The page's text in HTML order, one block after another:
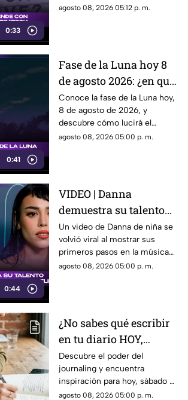
0:33
una estrategia tan inusual
Descubre todos los detalles.
agosto 08, 2026 05:12 p. m.
0:41
Fase de la Luna hoy 8
de agosto 2026: ¿en qué
etapa lunar estará esta
noche?
Conoce la fase de la Luna hoy,
8 de agosto de 2026, y
descubre cómo lucirá el
satélite natural durante esta
agosto 08, 2026 05:00 p. m.
0:44
VIDEO | Danna
demuestra su talento
desde niña antes de su
colaboración con
Belinda.
Un video de Danna de niña se
volvió viral al mostrar sus
primeros pasos en la música
antes de su colaboración con
agosto 08, 2026 05:00 p. m.
¿No sabes qué escribir
en tu diario HOY,
sábado 8 de junio de
2026? Usa este journal
prompt
Descubre el poder del
journaling y encuentra
inspiración para hoy, sábado 8
de junio de 2026. Un prompt
agosto 08, 2026 05:00 p. m.